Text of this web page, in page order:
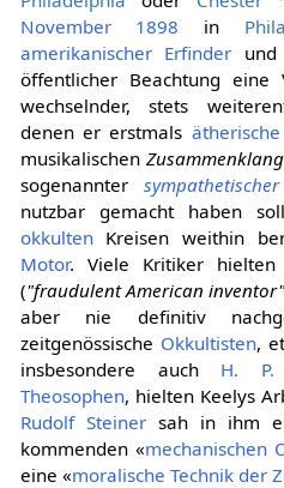
November
1898 in
amerikanischer Erfinder und
öffentlicher Beachtung eine
wechselnder, stets
denen er erstmals ätherische
musikalischen
sogenannter
nutzbar gemacht haben
okkultenKreisen weithin
Motor. Viele Kritiker
("fraudulent American inventor"
aber nie definitiv
zeitgenössische Okkultisten,
insbesondere auch H. P.
Theosophen, hielten Keelys
Rudolf Steinersah in ihm
kommenden «mechanischen
eine «moralische Technik der